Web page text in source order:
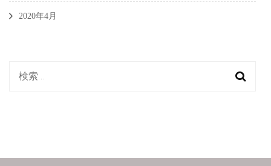
2020年4月
検